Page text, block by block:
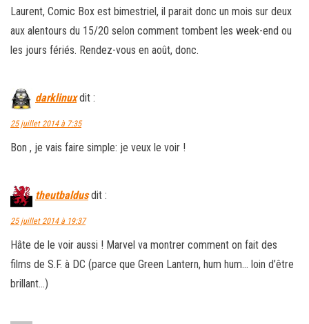
Laurent, Comic Box est bimestriel, il parait donc un mois sur deux
aux alentours du 15/20 selon comment tombent les week-end ou
les jours fériés. Rendez-vous en août, donc.
darklinux dit :
25 juillet 2014 à 7:35
Bon , je vais faire simple: je veux le voir !
theutbaldus dit :
25 juillet 2014 à 19:37
Hâte de le voir aussi ! Marvel va montrer comment on fait des
films de S.F. à DC (parce que Green Lantern, hum hum… loin d’être
brillant…)